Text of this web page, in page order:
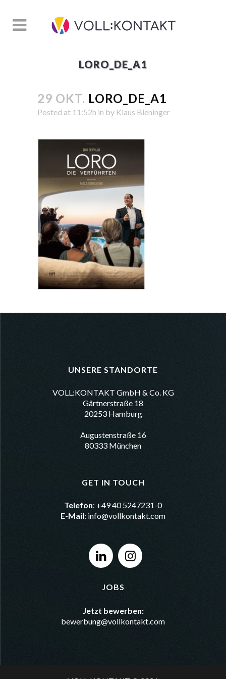
LORO_DE_A1
29 OKT. LORO_DE_A1
Posted at 11:52h in by Klaus Bleninger
UNSERE STANDORTE
VOLL:KONTAKT GmbH & Co. KG
Gärtnerstraße 18
20253 Hamburg
Augustenstraße 16
80333 München
GET IN TOUCH
Telefon: +49 40 5247231-0
E-Mail: info@vollkontakt.com
JOBS
Jetzt bewerben:
bewerbung@vollkontakt.com